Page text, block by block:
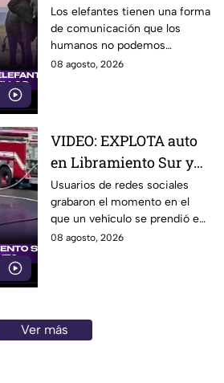
entre ellos
Los elefantes tienen una forma
de comunicación que los
humanos no podemos
escuchar, ellos “hablan” de una
08 agosto, 2026
VIDEO: EXPLOTA auto
en Libramiento Sur y
ocasiona fuerte tráfico
en Tijuana este sábado;
cerca de 5 y 10
Usuarios de redes sociales
grabaron el momento en el
que un vehículo se prendió en
llamas sobre el Libramiento, lo
08 agosto, 2026
Ver más